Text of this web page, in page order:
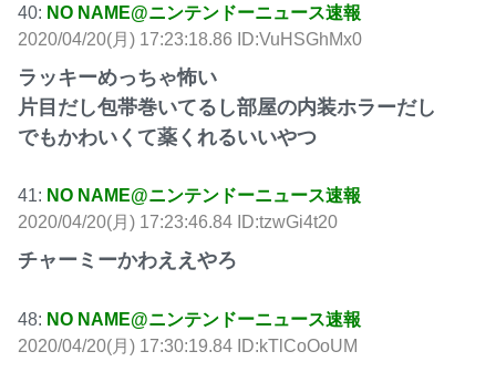
40: NO NAME@ニンテンドーニュース速報
2020/04/20(月) 17:23:18.86 ID:VuHSGhMx0
ラッキーめっちゃ怖い
片目だし包帯巻いてるし部屋の内装ホラーだし
でもかわいくて薬くれるいいやつ
41: NO NAME@ニンテンドーニュース速報
2020/04/20(月) 17:23:46.84 ID:tzwGi4t20
チャーミーかわええやろ
48: NO NAME@ニンテンドーニュース速報
2020/04/20(月) 17:30:19.84 ID:kTlCoOoUM